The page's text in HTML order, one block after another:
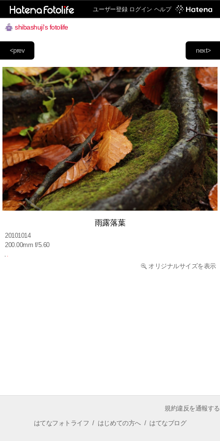
ユーザー登録 ログイン ヘルプ
shibashuji's fotolife
next>
<prev
雨露落葉
20101014
200.00mm f/5.60
オリジナルサイズを表示
規約違反を通報する
はてなフォトライフ / はじめての方へ/ はてなブログ